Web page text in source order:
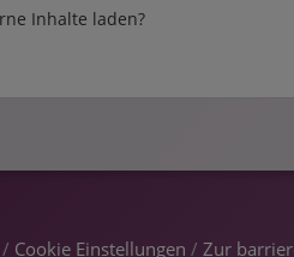
Inhalte laden?
/ Cookie Einstellungen / Zur